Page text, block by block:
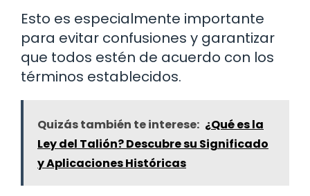
Esto es especialmente importante
para evitar confusiones y garantizar
que todos estén de acuerdo con los
términos establecidos.
Quizás también te interese: ¿Qué es la
Ley del Talión? Descubre su Significado
y Aplicaciones Históricas